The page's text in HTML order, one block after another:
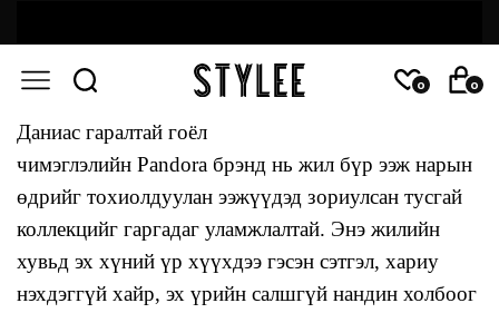
0 0
Даниас гаралтай гоёл
чимэглэлийн Pandora брэнд нь жил бүр ээж нарын
өдрийг тохиолдуулан ээжүүдэд зориулсан тусгай
коллекцийг гаргадаг уламжлалтай. Энэ жилийн
хувьд эх хүний үр хүүхдээ гэсэн сэтгэл, хариу
нэхдэггүй хайр, эх үрийн салшгүй нандин холбоог